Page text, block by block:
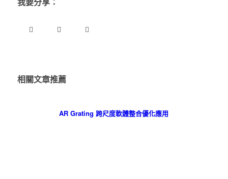
相關文章推薦
AR Grating 跨尺度軟體整合優化應用